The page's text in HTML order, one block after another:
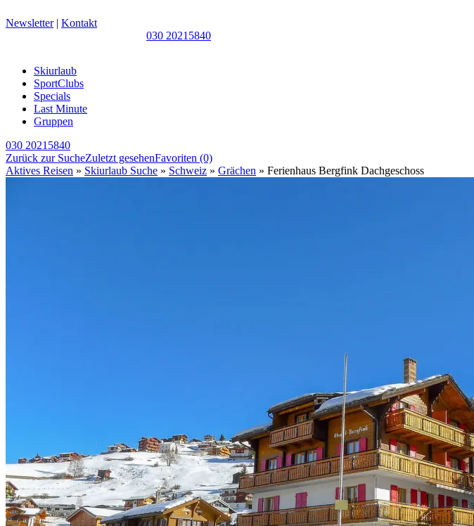
Newsletter| Kontakt
030 20215840
Skiurlaub
SportClubs
Specials
Last Minute
Gruppen
030 20215840
Zurück zur SucheZuletzt gesehenFavoriten (0)
Aktives Reisen » Skiurlaub Suche » Schweiz » Grächen » Ferienhaus Bergfink Dachgeschoss